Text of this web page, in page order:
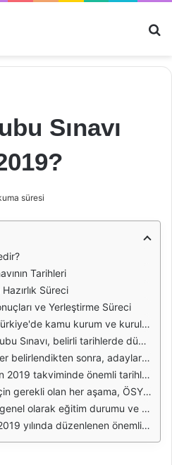
Sınavı
süresi
Tarihleri
Süreci
ve Yerleştirme Süreci
ilk adımı olmuştur. Bu sınav, genellikle memur alımları için gerekli olan genel yetenek, genel kültür ve alan bilgisi derslerini kapsamaktadır. Adayların, bu sınavda aldıkları puanlar, kamu sektöründe iş bulma şanslarını etkileyen en önemli faktörlerden biridir.
ve sınav gününe kadar çeşitli kaynaklardan çalışarak bilgi ve becerilerini geliştirmeye çalışmışlardır. KPSS B Grubu Sınavı, her yıl farklı tarihlerde yapılmakta ve bu tarihler adaylar tarafından dikkatle takip edilmektedir.
Adaylar, gerekli belgeleri tamamlayarak ve belirlenen ücretleri ödeyerek başvurularını gerçekleştirmişlerdir. Başvuru sürecinin dikkatli bir şekilde takip edilmesi, adayların sınava katılabilmeleri için oldukça önemlidir.
kritik bir öneme sahiptir. Başarılı olan adaylar, kamu kurum ve kuruluşlarında çeşitli pozisyonlara başvuruda bulunma hakkı kazanmışlardır. Bu nedenle, sınav sonuçlarının açıklanması, adaylar için büyük bir heyecan kaynağı olmuştur.
gerekmektedir. Adayların, sınav öncesinde stres ve kaygı seviyelerini azaltmak için iyi bir hazırlık süreci geçirmeleri önerilmektedir. Ayrıca, sınav sırasında dikkatli olmaları ve talimatlara uymaları da büyük önem taşımaktadır.
bir aday kitlesinin sınava başvurmasına olanak tanımaktadır. 2019 yılında yapılan sınav, birçok adayın kariyer hedeflerine ulaşmasında önemli bir rol oynamıştır ve bu nedenle her yıl yoğun ilgi görmektedir.
süreçleri ve sonuçların açıklanması gibi aşamalar, adayların sınav deneyimlerini etkileyen faktörlerdir. Bu nedenle, sınav sürecini dikkatle takip etmek ve iyi bir hazırlık yapmak, başarı için kritik öneme sahiptir.